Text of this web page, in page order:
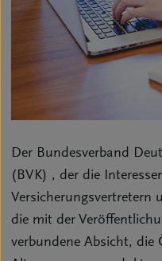
Der Bundesverband
(BVK) , der die
Versicherungsvertretern
die mit der
verbundene Absicht, die